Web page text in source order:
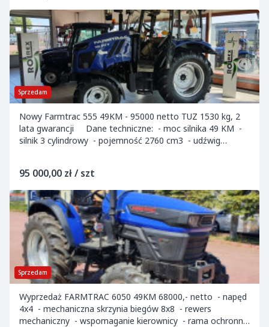
Sprzedam
Nowy Farmtrac 555 49KM - 95000 netto TUZ 1530 kg, 2
lata gwarancji Dane techniczne: - moc silnika 49 KM -
silnik 3 cylindrowy - pojemność 2760 cm3 - udźwig
95 000,00 zł / szt
Sprzedam
Wyprzedaż FARMTRAC 6050 49KM 68000,- netto - napęd
4x4 - mechaniczna skrzynia biegów 8x8 - rewers
mechaniczny - wspomaganie kierownicy - rama ochronna